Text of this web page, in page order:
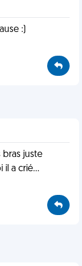
:)
bras juste
il a crié...